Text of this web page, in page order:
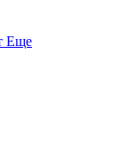
Еще